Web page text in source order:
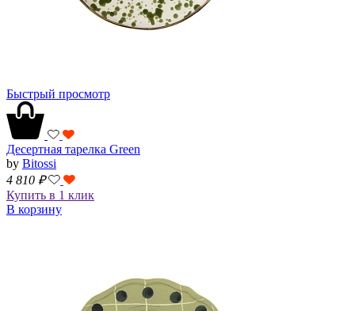
Быстрый просмотр
Десертная тарелка Green
by Bitossi
4 810 ₽
Купить в 1 клик
В корзину